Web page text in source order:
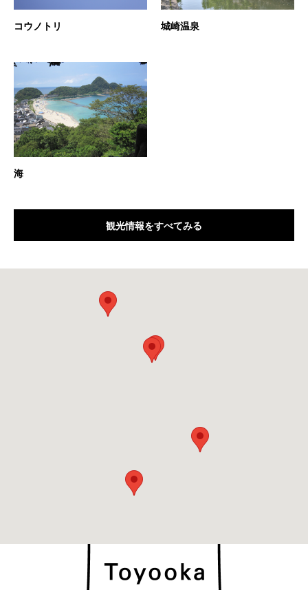
コウノトリ 城崎温泉
海
観光情報をすべてみる